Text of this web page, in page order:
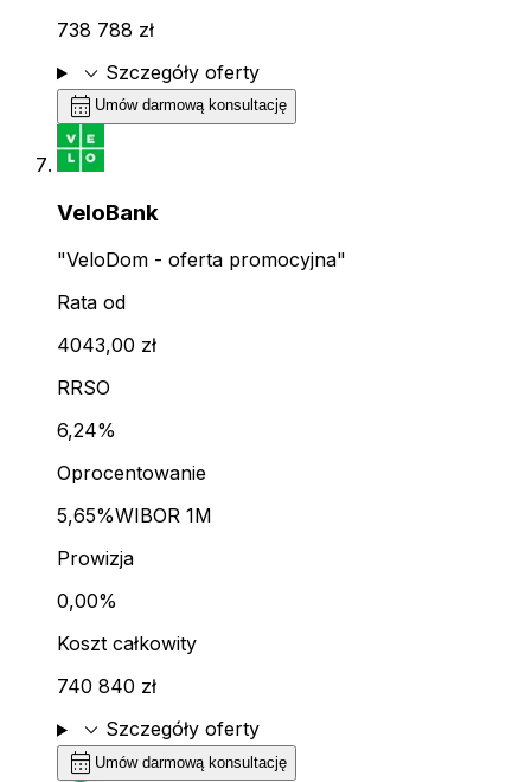
738 788 zł
expand_more Szczegóły oferty
calendar_month Umów darmową konsultację
VeloBank
"VeloDom - oferta promocyjna"
Rata od
4043,00 zł
RRSO
6,24%
Oprocentowanie
5,65%WIBOR 1M
Prowizja
0,00%
Koszt całkowity
740 840 zł
expand_more Szczegóły oferty
calendar_month Umów darmową konsultację